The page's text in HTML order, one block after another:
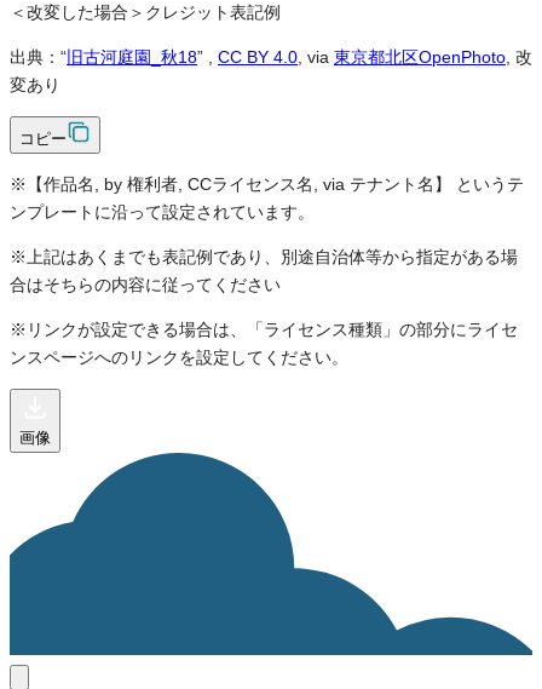
＜改変した場合＞クレジット表記例
出典：“ 旧古河庭園_秋18” CC BY 4.0 , via 東京都北区OpenPhoto , 改
変あり
コピー
※【作品名, by 権利者, CCライセンス名, via テナント名】 というテ
ンプレートに沿って設定されています。
※上記はあくまでも表記例であり、別途自治体等から指定がある場
合はそちらの内容に従ってください
※リンクが設定できる場合は、「ライセンス種類」の部分にライセ
ンスページへのリンクを設定してください。
画像